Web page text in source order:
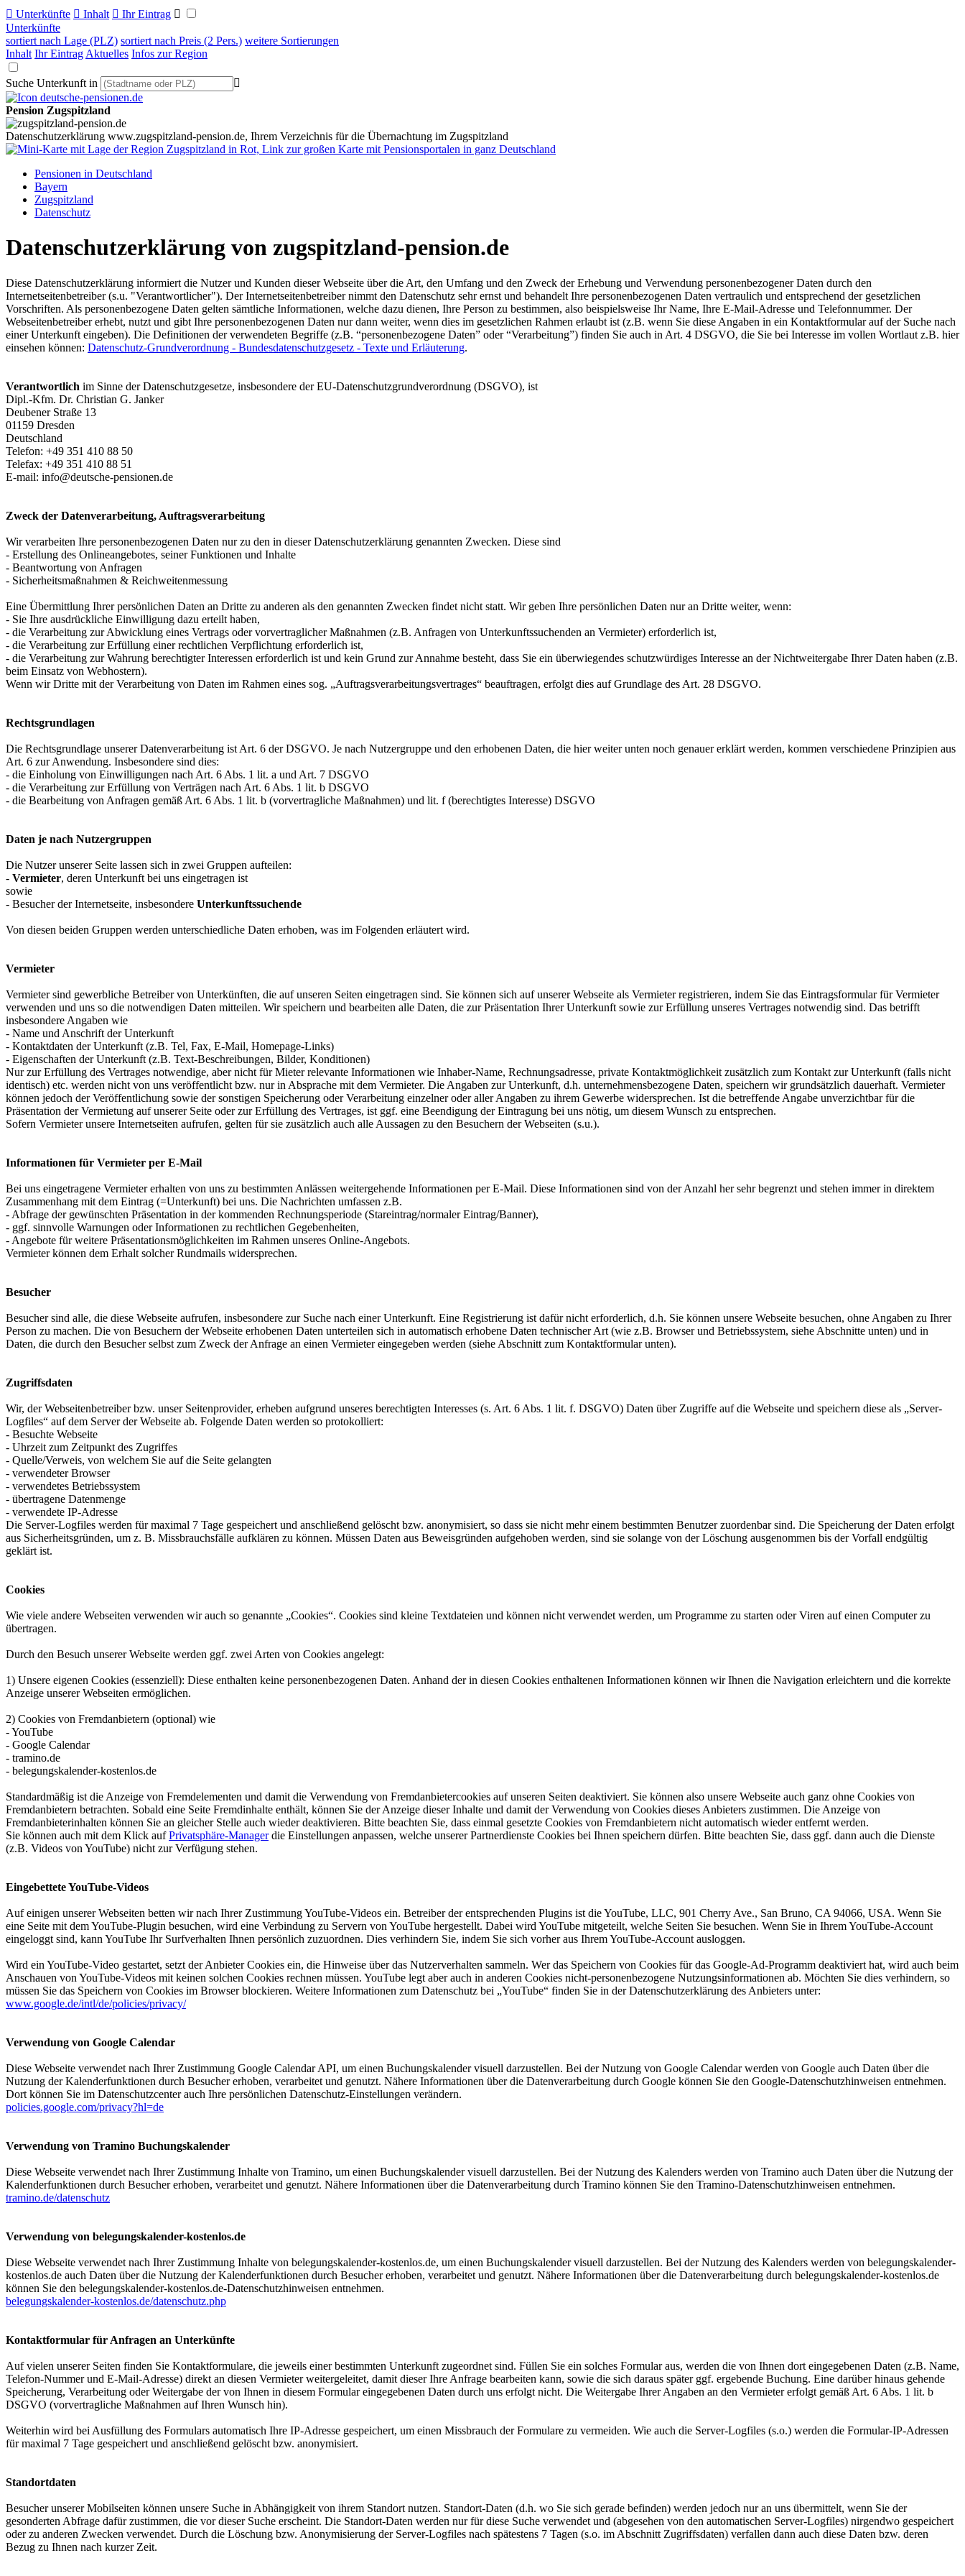
 Unterkünfte  Inhalt  Ihr Eintrag 
Unterkünfte
sortiert nach Lage (PLZ) sortiert nach Preis (2 Pers.) weitere Sortierungen
Inhalt Ihr Eintrag Aktuelles Infos zur Region
Suche Unterkunft in 
Pension Zugspitzland
Datenschutzerklärung www.zugspitzland-pension.de, Ihrem Verzeichnis für die Übernachtung im Zugspitzland
Pensionen in Deutschland
Bayern
Zugspitzland
Datenschutz
Datenschutzerklärung von zugspitzland-pension.de
Diese Datenschutzerklärung informiert die Nutzer und Kunden dieser Webseite über die Art, den Umfang und den Zweck der Erhebung und Verwendung personenbezogener Daten durch den
Internetseitenbetreiber (s.u. "Verantwortlicher"). Der Internetseitenbetreiber nimmt den Datenschutz sehr ernst und behandelt Ihre personenbezogenen Daten vertraulich und entsprechend der gesetzlichen
Vorschriften. Als personenbezogene Daten gelten sämtliche Informationen, welche dazu dienen, Ihre Person zu bestimmen, also beispielsweise Ihr Name, Ihre E-Mail-Adresse und Telefonnummer. Der
Webseitenbetreiber erhebt, nutzt und gibt Ihre personenbezogenen Daten nur dann weiter, wenn dies im gesetzlichen Rahmen erlaubt ist (z.B. wenn Sie diese Angaben in ein Kontaktformular auf der Suche nach
einer Unterkunft eingeben). Die Definitionen der verwendeten Begriffe (z.B. “personenbezogene Daten” oder “Verarbeitung”) finden Sie auch in Art. 4 DSGVO, die Sie bei Interesse im vollen Wortlaut z.B. hier
einsehen können: Datenschutz-Grundverordnung - Bundesdatenschutzgesetz - Texte und Erläuterung.
Verantwortlich im Sinne der Datenschutzgesetze, insbesondere der EU-Datenschutzgrundverordnung (DSGVO), ist
Dipl.-Kfm. Dr. Christian G. Janker
Deubener Straße 13
01159 Dresden
Deutschland
Telefon: +49 351 410 88 50
Telefax: +49 351 410 88 51
E-mail: info@deutsche-pensionen.de
Zweck der Datenverarbeitung, Auftragsverarbeitung
Wir verarbeiten Ihre personenbezogenen Daten nur zu den in dieser Datenschutzerklärung genannten Zwecken. Diese sind
- Erstellung des Onlineangebotes, seiner Funktionen und Inhalte
- Beantwortung von Anfragen
- Sicherheitsmaßnahmen & Reichweitenmessung
Eine Übermittlung Ihrer persönlichen Daten an Dritte zu anderen als den genannten Zwecken findet nicht statt. Wir geben Ihre persönlichen Daten nur an Dritte weiter, wenn:
- Sie Ihre ausdrückliche Einwilligung dazu erteilt haben,
- die Verarbeitung zur Abwicklung eines Vertrags oder vorvertraglicher Maßnahmen (z.B. Anfragen von Unterkunftssuchenden an Vermieter) erforderlich ist,
- die Verarbeitung zur Erfüllung einer rechtlichen Verpflichtung erforderlich ist,
- die Verarbeitung zur Wahrung berechtigter Interessen erforderlich ist und kein Grund zur Annahme besteht, dass Sie ein überwiegendes schutzwürdiges Interesse an der Nichtweitergabe Ihrer Daten haben (z.B.
beim Einsatz von Webhostern).
Wenn wir Dritte mit der Verarbeitung von Daten im Rahmen eines sog. „Auftragsverarbeitungsvertrages“ beauftragen, erfolgt dies auf Grundlage des Art. 28 DSGVO.
Rechtsgrundlagen
Die Rechtsgrundlage unserer Datenverarbeitung ist Art. 6 der DSGVO. Je nach Nutzergruppe und den erhobenen Daten, die hier weiter unten noch genauer erklärt werden, kommen verschiedene Prinzipien aus
Art. 6 zur Anwendung. Insbesondere sind dies:
- die Einholung von Einwilligungen nach Art. 6 Abs. 1 lit. a und Art. 7 DSGVO
- die Verarbeitung zur Erfüllung von Verträgen nach Art. 6 Abs. 1 lit. b DSGVO
- die Bearbeitung von Anfragen gemäß Art. 6 Abs. 1 lit. b (vorvertragliche Maßnahmen) und lit. f (berechtigtes Interesse) DSGVO
Daten je nach Nutzergruppen
Die Nutzer unserer Seite lassen sich in zwei Gruppen aufteilen:
- Vermieter, deren Unterkunft bei uns eingetragen ist
sowie
- Besucher der Internetseite, insbesondere Unterkunftssuchende
Von diesen beiden Gruppen werden unterschiedliche Daten erhoben, was im Folgenden erläutert wird.
Vermieter
Vermieter sind gewerbliche Betreiber von Unterkünften, die auf unseren Seiten eingetragen sind. Sie können sich auf unserer Webseite als Vermieter registrieren, indem Sie das Eintragsformular für Vermieter
verwenden und uns so die notwendigen Daten mitteilen. Wir speichern und bearbeiten alle Daten, die zur Präsentation Ihrer Unterkunft sowie zur Erfüllung unseres Vertrages notwendig sind. Das betrifft
insbesondere Angaben wie
- Name und Anschrift der Unterkunft
- Kontaktdaten der Unterkunft (z.B. Tel, Fax, E-Mail, Homepage-Links)
- Eigenschaften der Unterkunft (z.B. Text-Beschreibungen, Bilder, Konditionen)
Nur zur Erfüllung des Vertrages notwendige, aber nicht für Mieter relevante Informationen wie Inhaber-Name, Rechnungsadresse, private Kontaktmöglichkeit zusätzlich zum Kontakt zur Unterkunft (falls nicht
identisch) etc. werden nicht von uns veröffentlicht bzw. nur in Absprache mit dem Vermieter. Die Angaben zur Unterkunft, d.h. unternehmensbezogene Daten, speichern wir grundsätzlich dauerhaft. Vermieter
können jedoch der Veröffentlichung sowie der sonstigen Speicherung oder Verarbeitung einzelner oder aller Angaben zu ihrem Gewerbe widersprechen. Ist die betreffende Angabe unverzichtbar für die
Präsentation der Vermietung auf unserer Seite oder zur Erfüllung des Vertrages, ist ggf. eine Beendigung der Eintragung bei uns nötig, um diesem Wunsch zu entsprechen.
Sofern Vermieter unsere Internetseiten aufrufen, gelten für sie zusätzlich auch alle Aussagen zu den Besuchern der Webseiten (s.u.).
Informationen für Vermieter per E-Mail
Bei uns eingetragene Vermieter erhalten von uns zu bestimmten Anlässen weitergehende Informationen per E-Mail. Diese Informationen sind von der Anzahl her sehr begrenzt und stehen immer in direktem
Zusammenhang mit dem Eintrag (=Unterkunft) bei uns. Die Nachrichten umfassen z.B.
- Abfrage der gewünschten Präsentation in der kommenden Rechnungsperiode (Stareintrag/normaler Eintrag/Banner),
- ggf. sinnvolle Warnungen oder Informationen zu rechtlichen Gegebenheiten,
- Angebote für weitere Präsentationsmöglichkeiten im Rahmen unseres Online-Angebots.
Vermieter können dem Erhalt solcher Rundmails widersprechen.
Besucher
Besucher sind alle, die diese Webseite aufrufen, insbesondere zur Suche nach einer Unterkunft. Eine Registrierung ist dafür nicht erforderlich, d.h. Sie können unsere Webseite besuchen, ohne Angaben zu Ihrer
Person zu machen. Die von Besuchern der Webseite erhobenen Daten unterteilen sich in automatisch erhobene Daten technischer Art (wie z.B. Browser und Betriebssystem, siehe Abschnitte unten) und in
Daten, die durch den Besucher selbst zum Zweck der Anfrage an einen Vermieter eingegeben werden (siehe Abschnitt zum Kontaktformular unten).
Zugriffsdaten
Wir, der Webseitenbetreiber bzw. unser Seitenprovider, erheben aufgrund unseres berechtigten Interesses (s. Art. 6 Abs. 1 lit. f. DSGVO) Daten über Zugriffe auf die Webseite und speichern diese als „Server-
Logfiles“ auf dem Server der Webseite ab. Folgende Daten werden so protokolliert:
- Besuchte Webseite
- Uhrzeit zum Zeitpunkt des Zugriffes
- Quelle/Verweis, von welchem Sie auf die Seite gelangten
- verwendeter Browser
- verwendetes Betriebssystem
- übertragene Datenmenge
- verwendete IP-Adresse
Die Server-Logfiles werden für maximal 7 Tage gespeichert und anschließend gelöscht bzw. anonymisiert, so dass sie nicht mehr einem bestimmten Benutzer zuordenbar sind. Die Speicherung der Daten erfolgt
aus Sicherheitsgründen, um z. B. Missbrauchsfälle aufklären zu können. Müssen Daten aus Beweisgründen aufgehoben werden, sind sie solange von der Löschung ausgenommen bis der Vorfall endgültig
geklärt ist.
Cookies
Wie viele andere Webseiten verwenden wir auch so genannte „Cookies“. Cookies sind kleine Textdateien und können nicht verwendet werden, um Programme zu starten oder Viren auf einen Computer zu
übertragen.
Durch den Besuch unserer Webseite werden ggf. zwei Arten von Cookies angelegt:
1) Unsere eigenen Cookies (essenziell): Diese enthalten keine personenbezogenen Daten. Anhand der in diesen Cookies enthaltenen Informationen können wir Ihnen die Navigation erleichtern und die korrekte
Anzeige unserer Webseiten ermöglichen.
2) Cookies von Fremdanbietern (optional) wie
- YouTube
- Google Calendar
- tramino.de
- belegungskalender-kostenlos.de
Standardmäßig ist die Anzeige von Fremdelementen und damit die Verwendung von Fremdanbietercookies auf unseren Seiten deaktiviert. Sie können also unsere Webseite auch ganz ohne Cookies von
Fremdanbietern betrachten. Sobald eine Seite Fremdinhalte enthält, können Sie der Anzeige dieser Inhalte und damit der Verwendung von Cookies dieses Anbieters zustimmen. Die Anzeige von
Fremdanbieterinhalten können Sie an gleicher Stelle auch wieder deaktivieren. Bitte beachten Sie, dass einmal gesetzte Cookies von Fremdanbietern nicht automatisch wieder entfernt werden.
Sie können auch mit dem Klick aufPrivatsphäre-Managerdie Einstellungen anpassen, welche unserer Partnerdienste Cookies bei Ihnen speichern dürfen. Bitte beachten Sie, dass ggf. dann auch die Dienste
(z.B. Videos von YouTube) nicht zur Verfügung stehen.
Eingebettete YouTube-Videos
Auf einigen unserer Webseiten betten wir nach Ihrer Zustimmung YouTube-Videos ein. Betreiber der entsprechenden Plugins ist die YouTube, LLC, 901 Cherry Ave., San Bruno, CA 94066, USA. Wenn Sie
eine Seite mit dem YouTube-Plugin besuchen, wird eine Verbindung zu Servern von YouTube hergestellt. Dabei wird YouTube mitgeteilt, welche Seiten Sie besuchen. Wenn Sie in Ihrem YouTube-Account
eingeloggt sind, kann YouTube Ihr Surfverhalten Ihnen persönlich zuzuordnen. Dies verhindern Sie, indem Sie sich vorher aus Ihrem YouTube-Account ausloggen.
Wird ein YouTube-Video gestartet, setzt der Anbieter Cookies ein, die Hinweise über das Nutzerverhalten sammeln. Wer das Speichern von Cookies für das Google-Ad-Programm deaktiviert hat, wird auch beim
Anschauen von YouTube-Videos mit keinen solchen Cookies rechnen müssen. YouTube legt aber auch in anderen Cookies nicht-personenbezogene Nutzungsinformationen ab. Möchten Sie dies verhindern, so
müssen Sie das Speichern von Cookies im Browser blockieren. Weitere Informationen zum Datenschutz bei „YouTube“ finden Sie in der Datenschutzerklärung des Anbieters unter:
www.google.de/intl/de/policies/privacy/
Verwendung von Google Calendar
Diese Webseite verwendet nach Ihrer Zustimmung Google Calendar API, um einen Buchungskalender visuell darzustellen. Bei der Nutzung von Google Calendar werden von Google auch Daten über die
Nutzung der Kalenderfunktionen durch Besucher erhoben, verarbeitet und genutzt. Nähere Informationen über die Datenverarbeitung durch Google können Sie den Google-Datenschutzhinweisen entnehmen.
Dort können Sie im Datenschutzcenter auch Ihre persönlichen Datenschutz-Einstellungen verändern.
policies.google.com/privacy?hl=de
Verwendung von Tramino Buchungskalender
Diese Webseite verwendet nach Ihrer Zustimmung Inhalte von Tramino, um einen Buchungskalender visuell darzustellen. Bei der Nutzung des Kalenders werden von Tramino auch Daten über die Nutzung der
Kalenderfunktionen durch Besucher erhoben, verarbeitet und genutzt. Nähere Informationen über die Datenverarbeitung durch Tramino können Sie den Tramino-Datenschutzhinweisen entnehmen.
tramino.de/datenschutz
Verwendung von belegungskalender-kostenlos.de
Diese Webseite verwendet nach Ihrer Zustimmung Inhalte von belegungskalender-kostenlos.de, um einen Buchungskalender visuell darzustellen. Bei der Nutzung des Kalenders werden von belegungskalender-
kostenlos.de auch Daten über die Nutzung der Kalenderfunktionen durch Besucher erhoben, verarbeitet und genutzt. Nähere Informationen über die Datenverarbeitung durch belegungskalender-kostenlos.de
können Sie den belegungskalender-kostenlos.de-Datenschutzhinweisen entnehmen.
belegungskalender-kostenlos.de/datenschutz.php
Kontaktformular für Anfragen an Unterkünfte
Auf vielen unserer Seiten finden Sie Kontaktformulare, die jeweils einer bestimmten Unterkunft zugeordnet sind. Füllen Sie ein solches Formular aus, werden die von Ihnen dort eingegebenen Daten (z.B. Name,
Telefon-Nummer und E-Mail-Adresse) direkt an diesen Vermieter weitergeleitet, damit dieser Ihre Anfrage bearbeiten kann, sowie die sich daraus später ggf. ergebende Buchung. Eine darüber hinaus gehende
Speicherung, Verarbeitung oder Weitergabe der von Ihnen in diesem Formular eingegebenen Daten durch uns erfolgt nicht. Die Weitergabe Ihrer Angaben an den Vermieter erfolgt gemäß Art. 6 Abs. 1 lit. b
DSGVO (vorvertragliche Maßnahmen auf Ihren Wunsch hin).
Weiterhin wird bei Ausfüllung des Formulars automatisch Ihre IP-Adresse gespeichert, um einen Missbrauch der Formulare zu vermeiden. Wie auch die Server-Logfiles (s.o.) werden die Formular-IP-Adressen
für maximal 7 Tage gespeichert und anschließend gelöscht bzw. anonymisiert.
Standortdaten
Besucher unserer Mobilseiten können unsere Suche in Abhängigkeit von ihrem Standort nutzen. Standort-Daten (d.h. wo Sie sich gerade befinden) werden jedoch nur an uns übermittelt, wenn Sie der
gesonderten Abfrage dafür zustimmen, die vor dieser Suche erscheint. Die Standort-Daten werden nur für diese Suche verwendet und (abgesehen von den automatischen Server-Logfiles) nirgendwo gespeichert
oder zu anderen Zwecken verwendet. Durch die Löschung bzw. Anonymisierung der Server-Logfiles nach spätestens 7 Tagen (s.o. im Abschnitt Zugriffsdaten) verfallen dann auch diese Daten bzw. deren
Bezug zu Ihnen nach kurzer Zeit.